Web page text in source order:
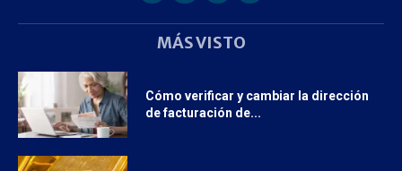
MÁS VISTO
Cómo verificar y cambiar la dirección
de facturación de...